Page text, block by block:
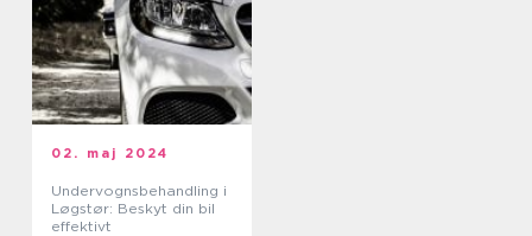
02. maj 2024
Undervognsbehandling i
Løgstør: Beskyt din bil
effektivt